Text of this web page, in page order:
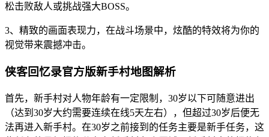
松击败敌人或挑战强大BOSS。
3、精致的画面表现力，在战斗场景中，炫酷的特效将为你的
视觉带来震撼冲击。
侠客回忆录官方版新手村地图解析
首先，新手村对人物年龄有一定限制，30岁以下可随意进出
（达到30岁大约需要连续在线5天左右），但超过30岁后便无
法再进入新手村。在30岁之前接到的任务主要是新手任务，这